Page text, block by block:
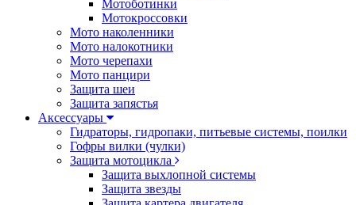
Мотоботинки
Мотокроссовки
Мото наколенники
Мото налокотники
Мото черепахи
Мото панцири
Защита шеи
Защита запястья
Аксессуары
Гидраторы, гидропаки, питьевые системы, поилки
Гофры вилки (чулки)
Защита мотоцикла
Защита выхлопной системы
Защита звезды